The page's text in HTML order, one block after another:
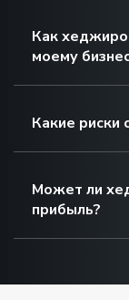
Как
моему
Какие риски
Может ли
прибыль?